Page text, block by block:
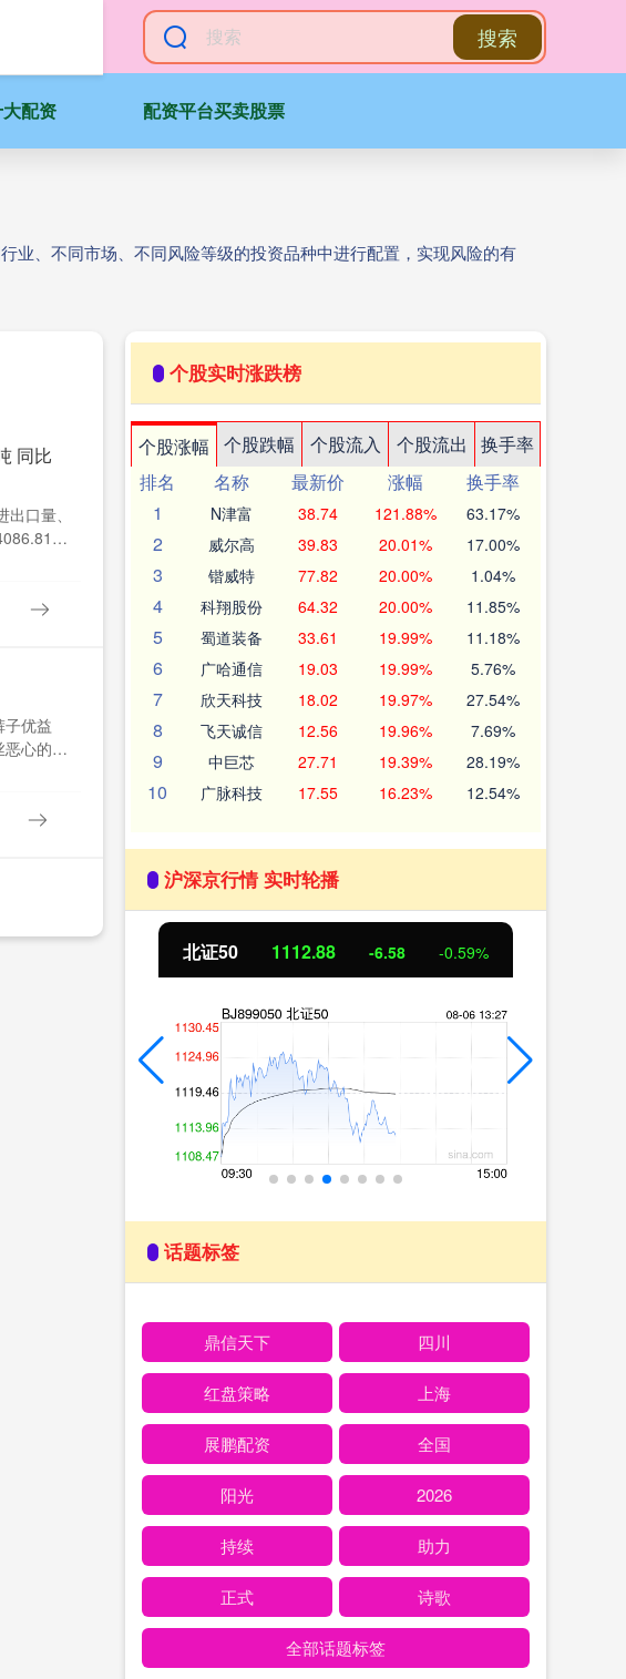
搜索
配资 配资平台买卖股票
业、不同市场、不同风险等级的投资品种中进行配置，实现风险的有
同比
口量、
万
子优益
心的感
个股实时涨跌榜
个股涨幅 个股跌幅 个股流入 个股流出
换手率
排名
名称 最新价 涨幅
换手率
1
N津富 38.74 121.88% 63.17%
2 威尔高 39.83 20.01% 17.00%
3 锴威特 77.82 20.00% 1.04%
4 科翔股份 64.32 20.00% 11.85%
5 蜀道装备 33.61 19.99% 11.18%
6 广哈通信 19.03 19.99% 5.76%
7 欣天科技 18.02 19.97% 27.54%
8 飞天诚信 12.56 19.96% 7.69%
9 中巨芯 27.71 19.39% 28.19%
10 广脉科技 17.55 16.23% 12.54%
沪深京行情 实时轮播
北证50 1112.88 -6.58 -0.59%
话题标签
鼎信天下 四川
红盘策略 上海
展鹏配资 全国
阳光 2026
持续 助力
正式 诗歌
全部话题标签